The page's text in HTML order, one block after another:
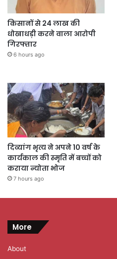
किसानों से 24 लाख की
धोखाधड़ी करने वाला आरोपी
गिरफ्तार
6 hours ago
दिव्यांग भृत्य ने अपने 10 वर्ष के
कार्यकाल की स्मृति में बच्चों को
कराया न्योता भोज
7 hours ago
More
About